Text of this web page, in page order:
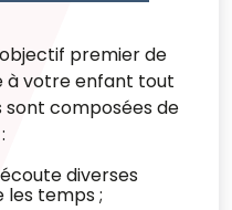
premier de
à votre enfant tout
sont composées de
diverses
les temps ;